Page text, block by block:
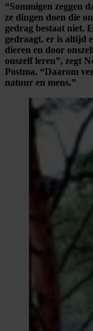
“Sommigen zeggen
ze dingen doen die
gedrag bestaat niet.
gedraagt, er is altijd
dieren en door
onszelf leren”, zegt
Postma. “Daarom
natuur en mens.”